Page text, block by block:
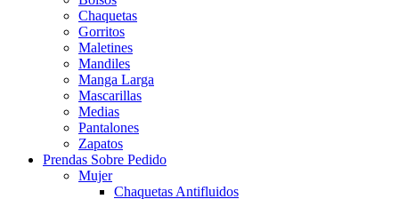
Chaquetas
Gorritos
Maletines
Mandiles
Manga Larga
Mascarillas
Medias
Pantalones
Zapatos
Prendas Sobre Pedido
Mujer
Chaquetas Antifluidos